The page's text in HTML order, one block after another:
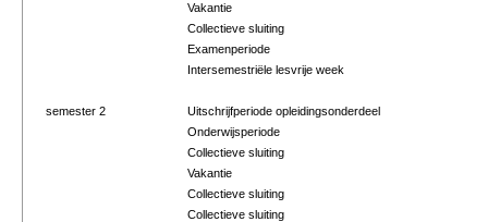
Vakantie
Collectieve sluiting
Examenperiode
Intersemestriële lesvrije week
semester 2
Uitschrijfperiode opleidingsonderdeel
Onderwijsperiode
Collectieve sluiting
Vakantie
Collectieve sluiting
Collectieve sluiting